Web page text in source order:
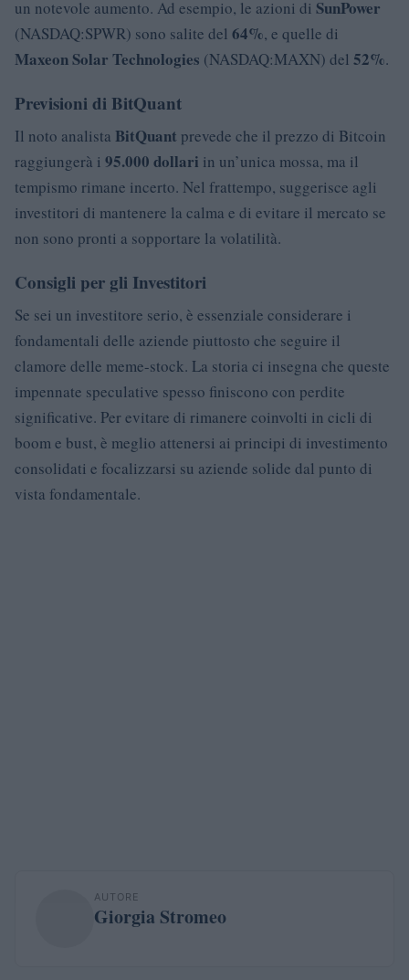
un notevole aumento. Ad esempio, le azioni di SunPower
(NASDAQ:SPWR) sono salite del 64%, e quelle di
Maxeon Solar Technologies (NASDAQ:MAXN) del 52%.
Previsioni di BitQuant
Il noto analista BitQuant prevede che il prezzo di Bitcoin
raggiungerà i 95.000 dollari in un’unica mossa, ma il
tempismo rimane incerto. Nel frattempo, suggerisce agli
investitori di mantenere la calma e di evitare il mercato se
non sono pronti a sopportare la volatilità.
Consigli per gli Investitori
Se sei un investitore serio, è essenziale considerare i
fondamentali delle aziende piuttosto che seguire il
clamore delle meme-stock. La storia ci insegna che queste
impennate speculative spesso finiscono con perdite
significative. Per evitare di rimanere coinvolti in cicli di
boom e bust, è meglio attenersi ai principi di investimento
consolidati e focalizzarsi su aziende solide dal punto di
vista fondamentale.
AUTORE
Giorgia Stromeo